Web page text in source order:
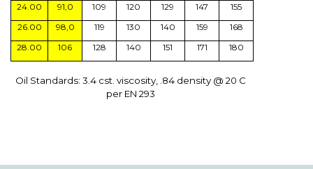
24.00
91,0 109 120 129 147
155
26.00
98,0 119 130 140 159
168
28.00
106 128 140 151 171 180
Oil Standards: 3.4 cst. viscosity, .84 density @ 20 C
per EN 293
konularda yetersiz gördüğünüz noktaları öneri formunu